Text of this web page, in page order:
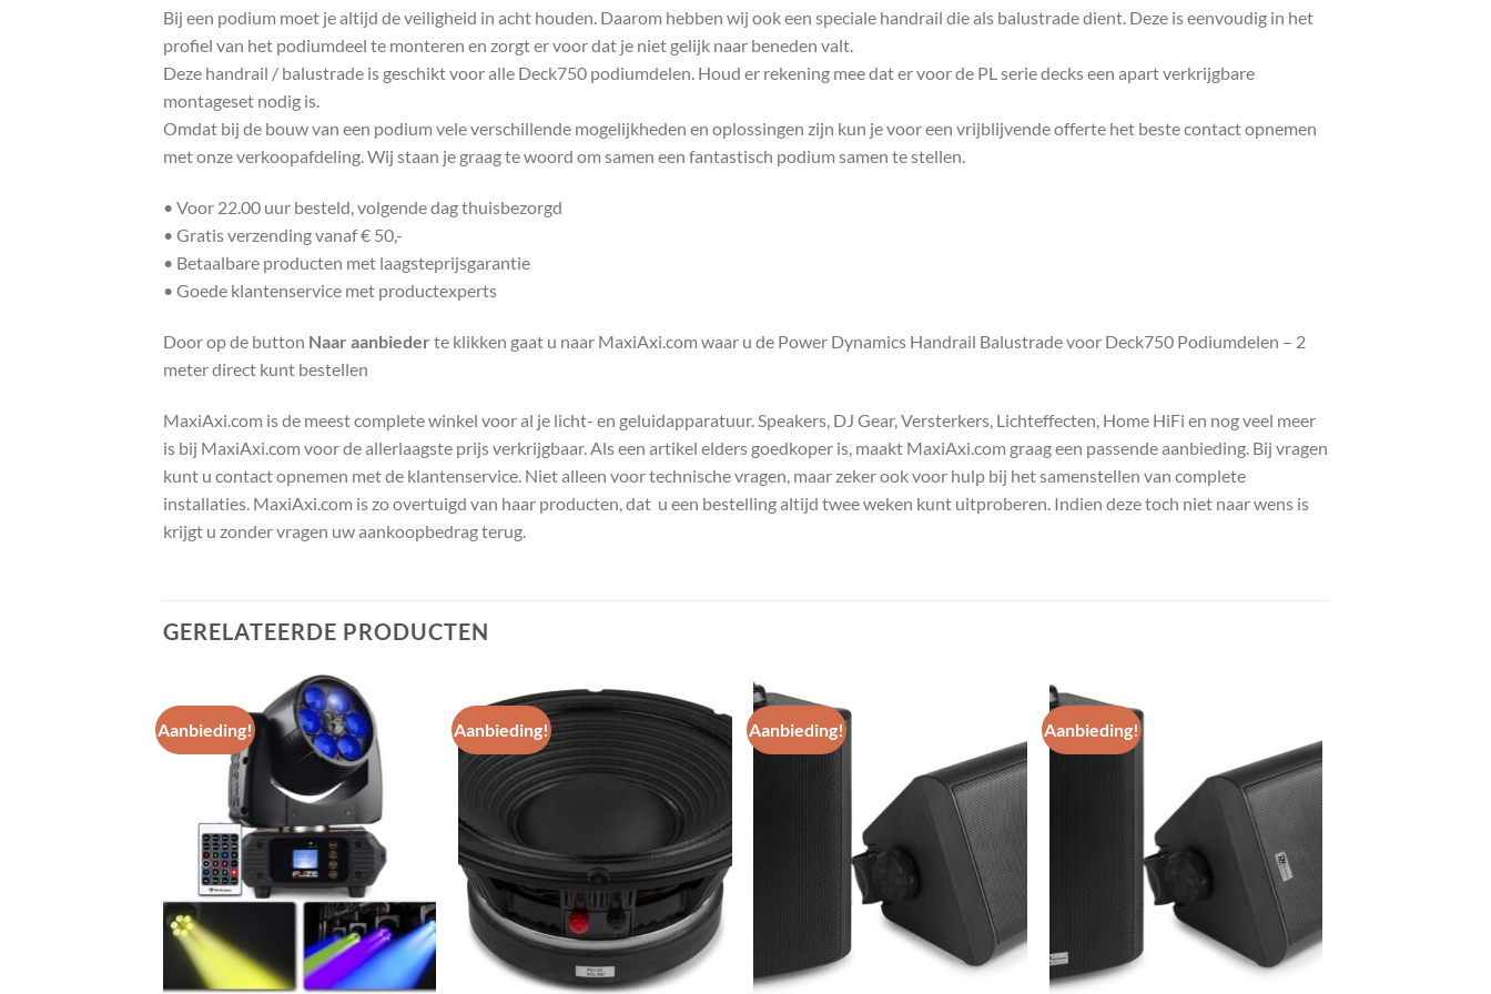
Bij een podium moet je altijd de veiligheid in acht houden. Daarom hebben wij ook een speciale handrail die als balustrade dient. Deze is eenvoudig in het
profiel van het podiumdeel te monteren en zorgt er voor dat je niet gelijk naar beneden valt.
Deze handrail / balustrade is geschikt voor alle Deck750 podiumdelen. Houd er rekening mee dat er voor de PL serie decks een apart verkrijgbare
montageset nodig is.
Omdat bij de bouw van een podium vele verschillende mogelijkheden en oplossingen zijn kun je voor een vrijblijvende offerte het beste contact opnemen
met onze verkoopafdeling. Wij staan je graag te woord om samen een fantastisch podium samen te stellen.
• Voor 22.00 uur besteld, volgende dag thuisbezorgd
• Gratis verzending vanaf € 50,-
• Betaalbare producten met laagsteprijsgarantie
• Goede klantenservice met productexperts
Door op de button Naar aanbieder te klikken gaat u naar MaxiAxi.com waar u de Power Dynamics Handrail Balustrade voor Deck750 Podiumdelen – 2
meter direct kunt bestellen
MaxiAxi.com is de meest complete winkel voor al je licht- en geluidapparatuur. Speakers, DJ Gear, Versterkers, Lichteffecten, Home HiFi en nog veel meer
is bij MaxiAxi.com voor de allerlaagste prijs verkrijgbaar. Als een artikel elders goedkoper is, maakt MaxiAxi.com graag een passende aanbieding. Bij vragen
kunt u contact opnemen met de klantenservice. Niet alleen voor technische vragen, maar zeker ook voor hulp bij het samenstellen van complete
installaties. MaxiAxi.com is zo overtuigd van haar producten, dat u een bestelling altijd twee weken kunt uitproberen. Indien deze toch niet naar wens is
krijgt u zonder vragen uw aankoopbedrag terug.
GERELATEERDE PRODUCTEN
Aanbieding!
Toevoegen
Aanbieding!
Toevoegen
aan
wenslijst
Aanbieding!
Toevoegen
aan
wenslijst
Aanbieding!
Toevoegen
aan
wenslijst